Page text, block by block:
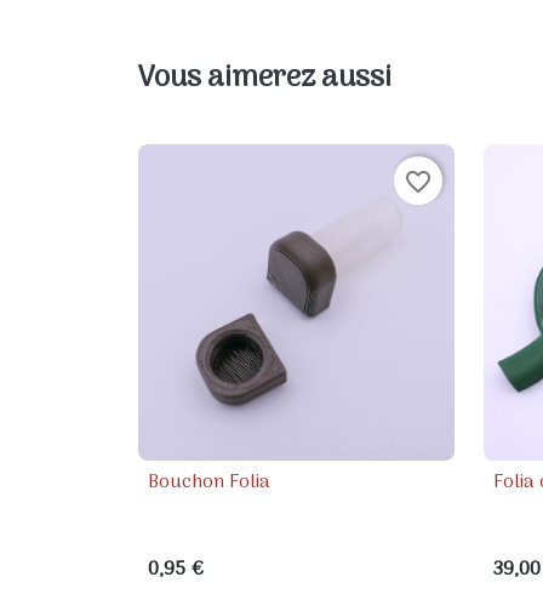
Vous aimerez aussi
favorite_border
 Aperçu rapide
Bouchon Folia
0,95 €